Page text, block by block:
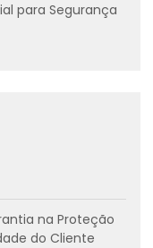
para Segurança
na Proteção
do Cliente